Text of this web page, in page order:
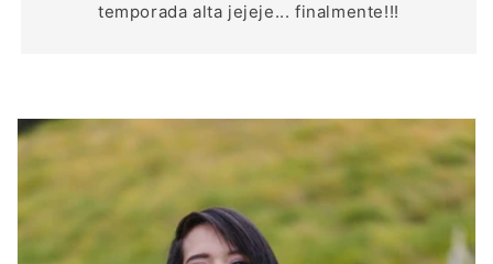
temporada alta jejeje... finalmente!!!